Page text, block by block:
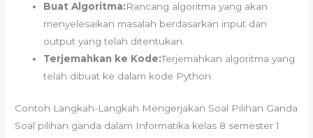
Buat Algoritma:Rancang algoritma yang akan
menyelesaikan masalah berdasarkan input dan
output yang telah ditentukan.
Terjemahkan ke Kode:Terjemahkan algoritma yang
telah dibuat ke dalam kode Python.
Contoh Langkah-Langkah Mengerjakan Soal Pilihan Ganda
Soal pilihan ganda dalam Informatika kelas 8 semester 1